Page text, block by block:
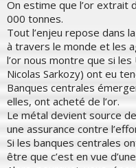
On estime que l’or extrait
000 tonnes.
Tout l’enjeu repose dans
à travers le monde et les
l’or nous montre que si les
Nicolas Sarkozy) ont eu
Banques centrales
elles, ont acheté de l’or.
Le métal devient source
une assurance contre
Si les banques centrales
être que c’est en vue